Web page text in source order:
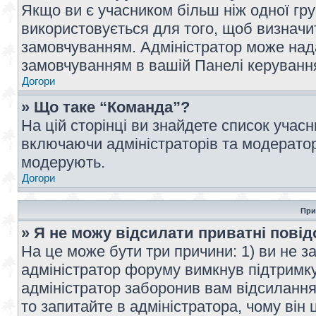
Якщо ви є учасником більш ніж одної
використовується для того, щоб
замовчуванням. Адміністратор може
замовчуванням в вашій Панелі
Догори
» Що таке “Команда”?
На цій сторінці ви знайдете список
включаючи адміністраторів та
модерують.
Догори
» Я не можу відсилати приватні
На це може бути три причини: 1) ви не
адміністратор форуму вимкнув
адміністратор заборонив вам
то запитайте в адміністратора, чому він